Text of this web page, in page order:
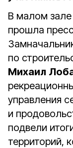
В малом
прошла
по
Михаил
управления
и
подвели
территорий,